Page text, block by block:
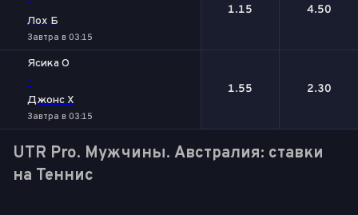
-
Лох Б
Завтра в 03:15
1.15 4.50
Ясика О
-
Джонс Х
Завтра в 03:15
1.55 2.30
UTR Pro. Мужчины. Австралия: ставки
на Теннис